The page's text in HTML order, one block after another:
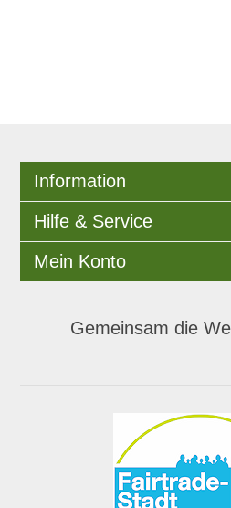
Information
Hilfe & Service
Mein Konto
Gemeinsam die